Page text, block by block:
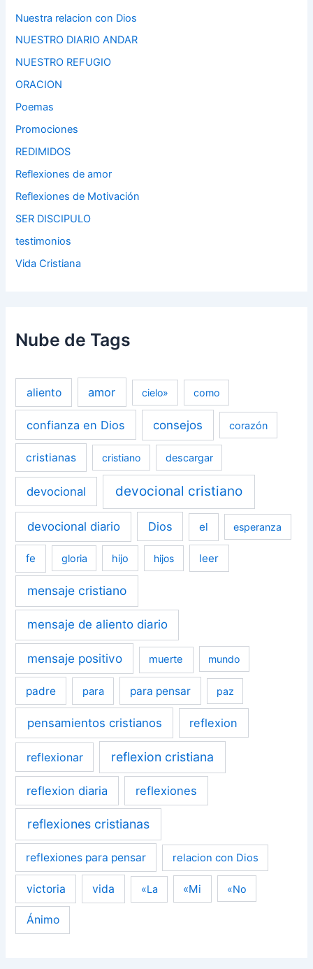
Nuestra relacion con Dios
NUESTRO DIARIO ANDAR
NUESTRO REFUGIO
ORACION
Poemas
Promociones
REDIMIDOS
Reflexiones de amor
Reflexiones de Motivación
SER DISCIPULO
testimonios
Vida Cristiana
Nube de Tags
aliento amor cielo» como
confianza en Dios consejos corazón
cristianas cristiano descargar
devocional devocional cristiano
devocional diario Dios el esperanza
fe gloria hijo hijos leer
mensaje cristiano
mensaje de aliento diario
mensaje positivo muerte mundo
padre para para pensar paz
pensamientos cristianos reflexion
reflexionar reflexion cristiana
reflexion diaria reflexiones
reflexiones cristianas
reflexiones para pensar relacion con Dios
victoria vida «La «Mi «No
Ánimo